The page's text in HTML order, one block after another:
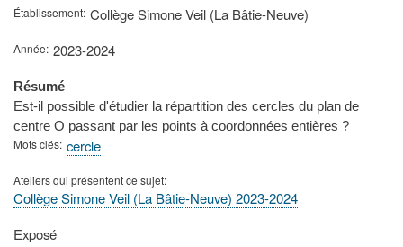
Établissement Collège Simone Veil (La Bâtie-Neuve)
Année 2023-2024
Résumé
Est-il possible d'étudier la répartition des cercles du plan de
centre O passant par les points à coordonnées entières ?
Mots clés cercle
Ateliers qui présentent ce sujet
Collège Simone Veil (La Bâtie-Neuve) 2023-2024
Type
Exposé